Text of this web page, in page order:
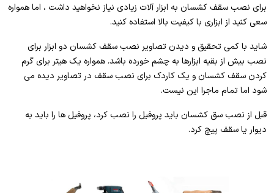
برای نصب سقف کشسان به ابزار آلات زیادی نیاز نخواهید داشت ، اما همواره
سعی کنید از ابزاری با کیفیت بالا استفاده کنید.
شاید با کمی تحقیق و دیدن تصاویر نصب سقف کشسان دو ابزار برای
نصب بیش از بقیه ابزارها به چشم خورده باشد. همواره یک هیتر برای گرم
کردن سقف کشسان و یک کاردک برای نصب سقف در تصاویر دیده می
شود اما تمام ماجرا این نیست.
قبل از نصب سق کشسان باید پروفیل را نصب کرد، پروفیل ها را باید به
دیوار یا سقف پیچ کرد.